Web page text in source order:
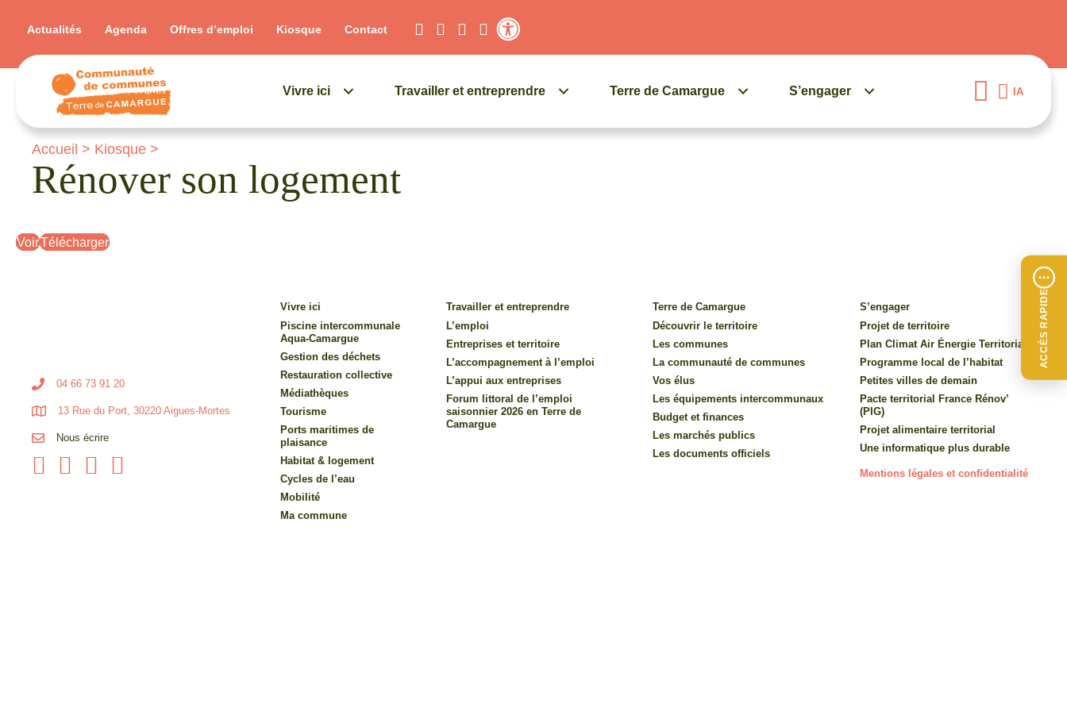
ACCÈS RAPIDE
Actualités Agenda Offres d’emploi Kiosque
Contact
Vivre ici Travailler et entreprendre Terre de Camargue S’engager IA
Accueil > Kiosque >
Rénover son logement
VoirTélécharger
04 66 73 91 20
13 Rue du Port, 30220 Aigues-Mortes
Nous écrire
Vivre ici
Piscine intercommunale
Aqua-Camargue
Gestion des déchets
Restauration collective
Médiathèques
Tourisme
Ports maritimes de
plaisance
Habitat & logement
Cycles de l’eau
Mobilité
Ma commune
Travailler et entreprendre
L’emploi
Entreprises et territoire
L’accompagnement à l’emploi
L’appui aux entreprises
Forum littoral de l’emploi
saisonnier 2026 en Terre de
Camargue
Terre de Camargue
Découvrir le territoire
Les communes
La communauté de communes
Vos élus
Les équipements intercommunaux
Budget et finances
Les marchés publics
Les documents officiels
S’engager
Projet de territoire
Plan Climat Air Énergie Territorial
Programme local de l’habitat
Petites villes de demain
Pacte territorial France Rénov’
(PIG)
Projet alimentaire territorial
Une informatique plus durable
Mentions légales et confidentialité